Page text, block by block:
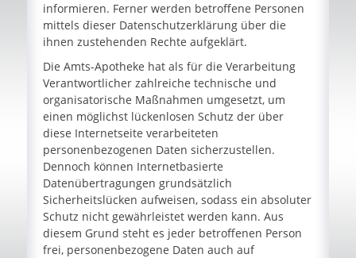
informieren. Ferner werden betroffene Personen
mittels dieser Datenschutzerklärung über die
ihnen zustehenden Rechte aufgeklärt.
Die Amts-Apotheke hat als für die Verarbeitung
Verantwortlicher zahlreiche technische und
organisatorische Maßnahmen umgesetzt, um
einen möglichst lückenlosen Schutz der über
diese Internetseite verarbeiteten
personenbezogenen Daten sicherzustellen.
Dennoch können Internetbasierte
Datenübertragungen grundsätzlich
Sicherheitslücken aufweisen, sodass ein absoluter
Schutz nicht gewährleistet werden kann. Aus
diesem Grund steht es jeder betroffenen Person
frei, personenbezogene Daten auch auf